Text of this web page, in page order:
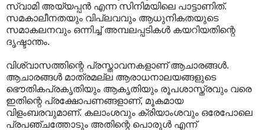
സ്വാമി അയ്യപ്പൻ എന്ന സിനിമയിലെ പാട്ടാണിത്.
സമകാലീനതയും വിപ്ലവവും ആധുനികതയുടെ
സമാകലനവും ഒന്നിച്ച് അമ്പലപ്പടികൾ കയറിയതിന്റെ
ദൃഷ്ടാന്തം.
വിശ്വാസത്തിന്റെ പ്രസ്താവനകളാണ് ആചാരങ്ങൾ.
ആചാരങ്ങൾ മാത്രമല്ല ആരാധനാലയങ്ങളുടെ
ഭൌതികപ്രകൃതിയും ആകൃതിയും രൂപശാസ്ത്രവും വരെ
ഇതിന്റെ പ്രക്ഷോപണങ്ങളാണ്, മൂകമായ
വിളംബരവുമാണ്. കലാംശവും ക്രിയാംശവും ഒരേപോലെ
പ്രപഞ്ചത്തോടും അതിന്റെ പൊരുൾ എന്ന്